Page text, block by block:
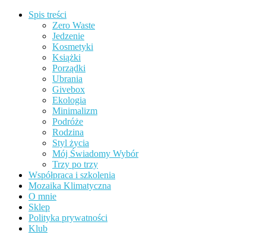
Spis treści
Zero Waste
Jedzenie
Kosmetyki
Książki
Porządki
Ubrania
Givebox
Ekologia
Minimalizm
Podróże
Rodzina
Styl życia
Mój Świadomy Wybór
Trzy po trzy
Współpraca i szkolenia
Mozaika Klimatyczna
O mnie
Sklep
Polityka prywatności
Klub